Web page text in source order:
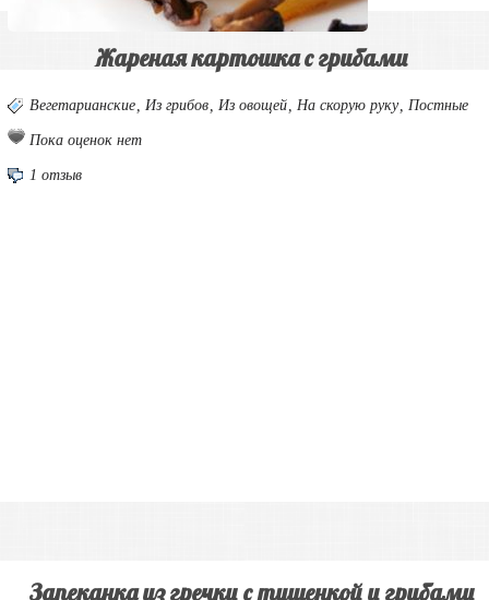
Жареная картошка с грибами
Вегетарианские, Из грибов, Из овощей, На скорую руку, Постные
Пока оценок нет
1 отзыв
Запеканка из гречки с тушенкой и грибами